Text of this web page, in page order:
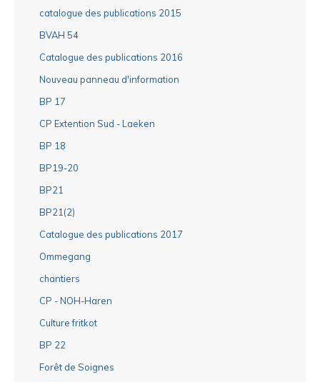
catalogue des publications 2015
BVAH 54
Catalogue des publications 2016
Nouveau panneau d'information
BP 17
CP Extention Sud - Laeken
BP 18
BP19-20
BP21
BP21(2)
Catalogue des publications 2017
Ommegang
chantiers
CP - NOH-Haren
Culture fritkot
BP 22
Forêt de Soignes